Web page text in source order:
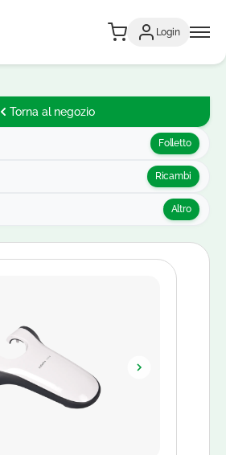
Login
Torna al negozio
Folletto
Ricambi
Altro